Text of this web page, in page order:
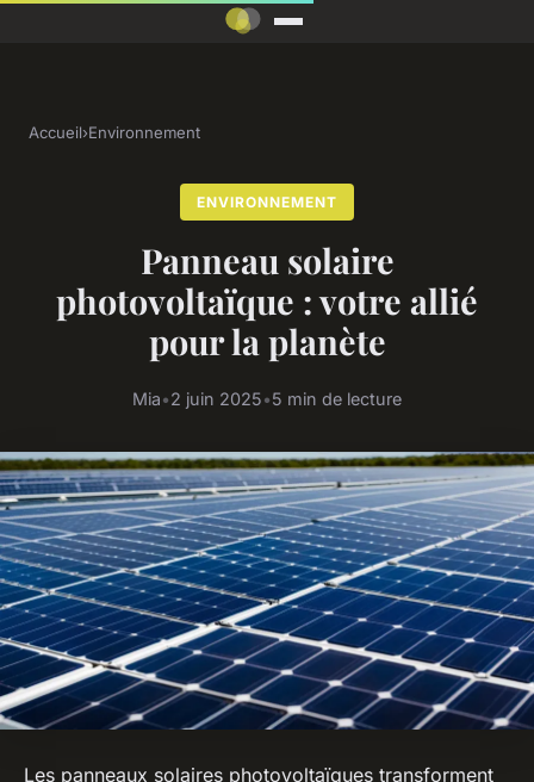
Accueil›Environnement
ENVIRONNEMENT
Panneau solaire
photovoltaïque : votre allié
pour la planète
Mia•2 juin 2025•5 min de lecture
Les panneaux solaires photovoltaïques transforment